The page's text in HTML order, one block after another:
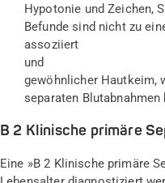
Hypotonie und Zeichen,
Befunde sind nicht zu
assoziiert
und
gewöhnlicher Hautkeim,
separaten
B 2 Klinische primäre
Eine »B 2 Klinische primäre